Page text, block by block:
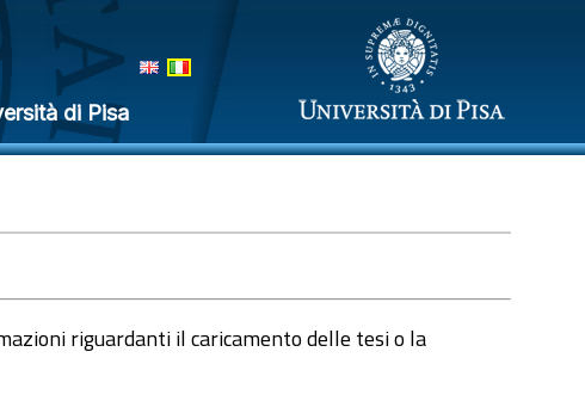
di Pisa
riguardanti il caricamento delle tesi o la